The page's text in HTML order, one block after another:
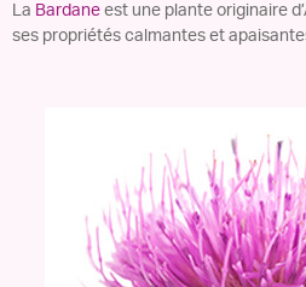
La Bardane est une plante originaire
ses propriétés calmantes et